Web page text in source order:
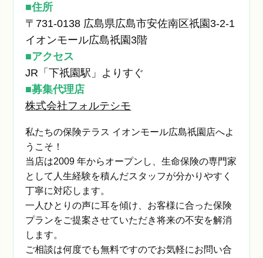
住所
〒731-0138 広島県広島市安佐南区祇園3-2-1
イオンモール広島祇園3階
アクセス
JR「下祇園駅」よりすぐ
募集代理店
株式会社フォルテシモ
私たちの保険テラス イオンモール広島祇園店へよ
うこそ！
当店は2009 年からオープンし、生命保険の専門家
として人生経験を積んだスタッフが分かりやすく
丁寧に対応します。
一人ひとりの声に耳を傾け、お客様に合った保険
プランをご提案させていただき将来の不安を解消
します。
ご相談は何度でも無料ですのでお気軽にお問い合